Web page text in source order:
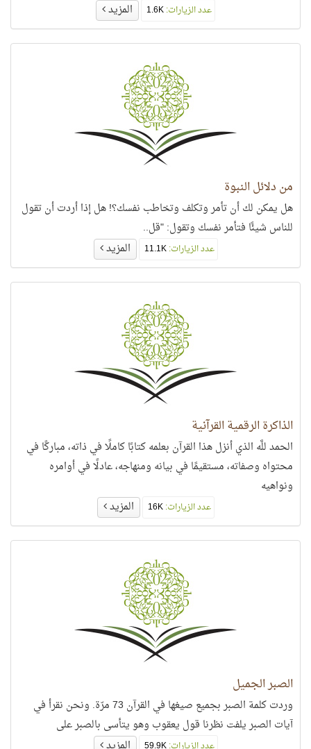
عدد الزيارات: المزيد
من دلائل النبوة
هل يمكن لك أن تأمر وتكلف وتخاطب نفسك؟! هل إذا أردت أن تقول
للناس شيئًا فتأمر نفسك وتقول: "قل..
عدد الزيارات:11.1K المزيد
الذاكرة الرقمية القرآنية
الحمد للَّه الذي أنزل هذا القرآن بعلمه كتابًا كاملًا في ذاته، مباركًا في
محتواه وصفاته، مستقيمًا في بيانه ومنهاجه، عادلًا في أوامره
ونواهيه
عدد الزيارات:16K المزيد
الصبر الجميل
وردت كلمة الصبر بجميع صيغها في القرآن 73 مرّة. ونحن نقرأ في
آيات الصبر يلفت نظرنا قول يعقوب وهو يتأسى بالصبر على